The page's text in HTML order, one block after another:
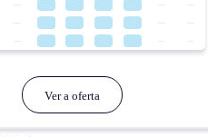
Ver a oferta